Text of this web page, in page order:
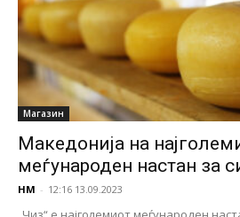
Магазин
Македонија на
меѓународен настан за
НМ - 12:16 13.09.2023